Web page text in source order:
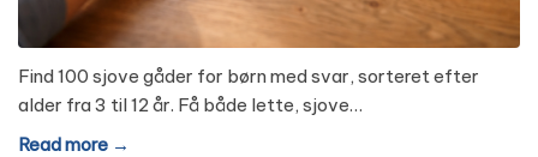
Find 100 sjove gåder for børn med svar, sorteret efter
alder fra 3 til 12 år. Få både lette, sjove…
Read more →